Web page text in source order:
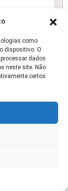
como
dispositivo. O
dados
neste site. Não
certos